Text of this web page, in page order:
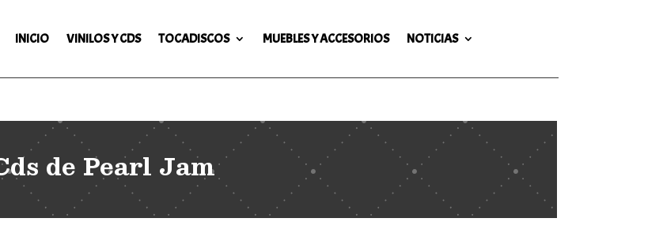
INICIO VINILOS Y CDS TOCADISCOS MUEBLES Y ACCESORIOS NOTICIAS
de Pearl Jam